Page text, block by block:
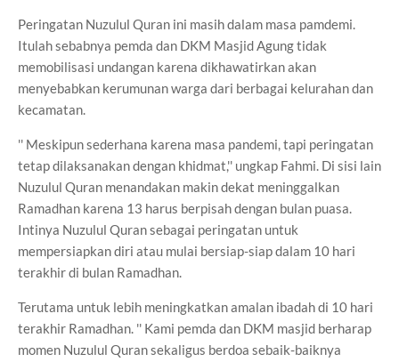
Peringatan Nuzulul Quran ini masih dalam masa pamdemi.
Itulah sebabnya pemda dan DKM Masjid Agung tidak
memobilisasi undangan karena dikhawatirkan akan
menyebabkan kerumunan warga dari berbagai kelurahan dan
kecamatan.
'' Meskipun sederhana karena masa pandemi, tapi peringatan
tetap dilaksanakan dengan khidmat,'' ungkap Fahmi. Di sisi lain
Nuzulul Quran menandakan makin dekat meninggalkan
Ramadhan karena 13 harus berpisah dengan bulan puasa.
Intinya Nuzulul Quran sebagai peringatan untuk
mempersiapkan diri atau mulai bersiap-siap dalam 10 hari
terakhir di bulan Ramadhan.
Terutama untuk lebih meningkatkan amalan ibadah di 10 hari
terakhir Ramadhan. '' Kami pemda dan DKM masjid berharap
momen Nuzulul Quran sekaligus berdoa sebaik-baiknya